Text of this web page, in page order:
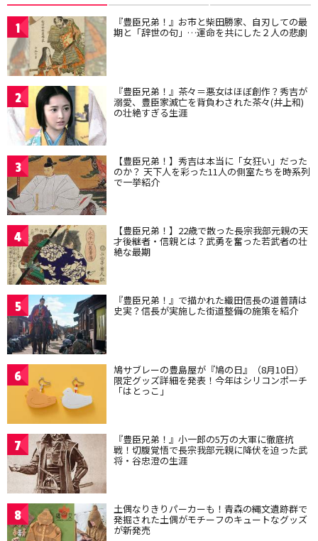
1 『豊臣兄弟！』お市と柴田勝家、自刃しての最
期と「辞世の句」…運命を共にした２人の悲劇
2 『豊臣兄弟！』茶々＝悪女はほぼ創作？秀吉が
溺愛、豊臣家滅亡を背負わされた茶々(井上和)
の壮絶すぎる生涯
3 【豊臣兄弟！】秀吉は本当に「女狂い」だった
のか？ 天下人を彩った11人の側室たちを時系列
で一挙紹介
4 【豊臣兄弟！】22歳で散った長宗我部元親の天
才後継者・信親とは？武勇を奮った若武者の壮
絶な最期
5 『豊臣兄弟！』で描かれた織田信長の道普請は
史実？信長が実施した街道整備の施策を紹介
6 鳩サブレーの豊島屋が『鳩の日』（8月10日）
限定グッズ詳細を発表！今年はシリコンポーチ
「はとっこ」
7 『豊臣兄弟！』小一郎の5万の大軍に徹底抗
戦！切腹覚悟で長宗我部元親に降伏を迫った武
将・谷忠澄の生涯
8 土偶なりきりパーカーも！青森の縄文遺跡群で
発掘された土偶がモチーフのキュートなグッズ
が新発売